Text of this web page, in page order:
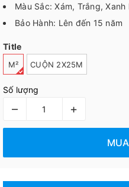
Màu Sắc: Xám, Trắng,
Bảo Hành: Lên đến 15 năm
Title
M² CUỘN 2X25M
Số lượng
– +